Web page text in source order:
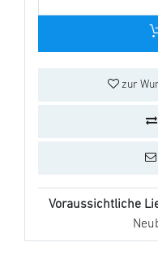
zur
Voraussichtliche